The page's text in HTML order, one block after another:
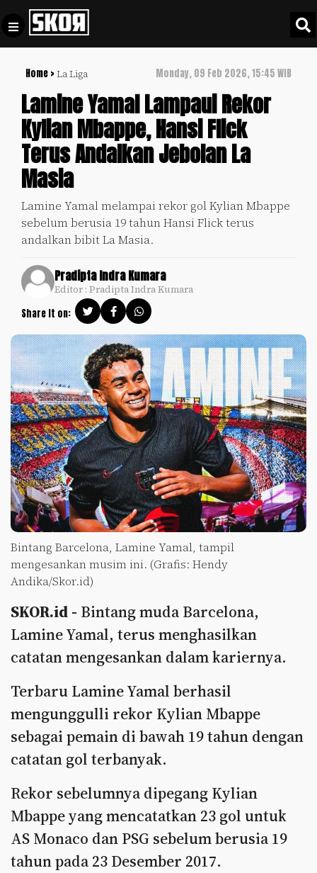
Home > La Liga Monday, 09 Feb 2026, 15:45 WIB
Lamine Yamal Lampaui Rekor
Kylian Mbappe, Hansi Flick
Terus Andalkan Jebolan La
Masia
Lamine Yamal melampai rekor gol Kylian Mbappe
sebelum berusia 19 tahun Hansi Flick terus
andalkan bibit La Masia.
Pradipta Indra Kumara
Editor : Pradipta Indra Kumara
Share it on:
Bintang Barcelona, Lamine Yamal, tampil
mengesankan musim ini. (Grafis: Hendy
Andika/Skor.id)
SKOR.id - Bintang muda Barcelona,
Lamine Yamal, terus menghasilkan
catatan mengesankan dalam kariernya.
Terbaru Lamine Yamal berhasil
mengunggulli rekor Kylian Mbappe
sebagai pemain di bawah 19 tahun dengan
catatan gol terbanyak.
Rekor sebelumnya dipegang Kylian
Mbappe yang mencatatkan 23 gol untuk
AS Monaco dan PSG sebelum berusia 19
tahun pada 23 Desember 2017.
Football +
Culture +
Sports
Update
+
Timnas
Indonesia
SKOR
SPECIAL
Video
Policy
Pedoman
Pemberitaan
Media
Siber
Disclaimer
Tentang